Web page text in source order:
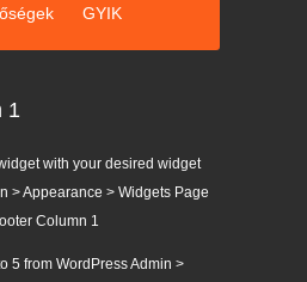
GYIK
1
with your desired widget
> Appearance > Widgets Page
Column 1
5 from WordPress Admin >